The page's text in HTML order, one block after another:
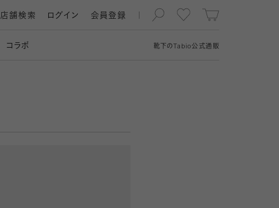
靴下の Tabio公式通販
店舗検索 ログイン 会員登録
コラボ